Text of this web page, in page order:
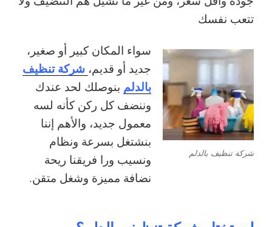
تتعب نفسك
شركة تنظيف بالدلم
سواء المكان كبير أو صغير،
جديد أو قديم، شركة تنظيف
بالدلم بنوصلك لحد عندك
وننضف كل ركن كأنه لسه
معمول جديد، والأهم إننا
بنشتغل بسرعة ونظام
ونسيب ورا فريقنا ريحة
نضافة مميزة وشغل متقن.